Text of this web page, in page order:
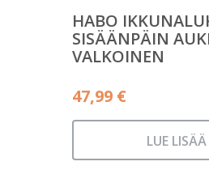
HABO
SISÄÄNPÄIN
VALKOINEN
47,99 €
LUE